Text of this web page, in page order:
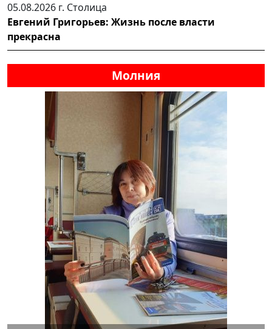
05.08.2026 г. Столица
Евгений Григорьев: Жизнь после власти
прекрасна
Молния